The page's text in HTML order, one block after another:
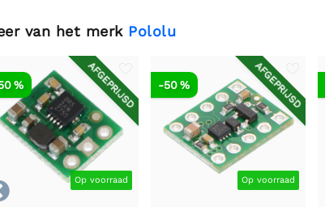
van het merk Pololu
AFGEPRIJSD
Op voorraad
% AFGEPRIJSD
Op voorraad
-50 %